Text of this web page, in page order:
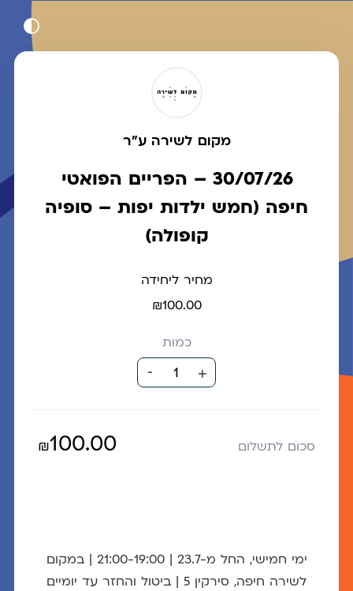
מקום לשירה ע"ר
30/07/26 – הפריים הפואטי
חיפה (חמש ילדות יפות – סופיה
קופולה)
מחיר ליחידה
₪100.00
כמות
+
1
-
סכום לתשלום ₪100.00
ימי חמישי, החל מ-23.7 | 21:00-19:00 | במקום
לשירה חיפה, סירקין 5 | ביטול והחזר עד יומיים